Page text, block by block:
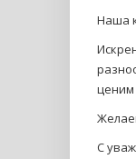
Наша
ценим
С